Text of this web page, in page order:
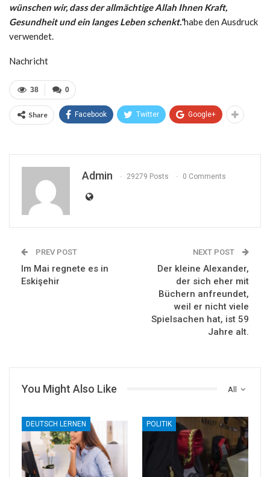
wünschen wir, dass der allmächtige Allah Ihnen Kraft,
Gesundheit und ein langes Leben schenkt.“habe den Ausdruck
verwendet.
Nachricht
0
38
Share Facebook Twitter Google+
Admin 29279 Posts 0 Comments
PREV POST
Im Mai regnete es in
Eskişehir
NEXT POST
Der kleine Alexander,
der sich eher mit
Büchern anfreundet,
weil er nicht viele
Spielsachen hat, ist 59
Jahre alt.
All
You Might Also Like
DEUTSCH LERNEN POLITIK